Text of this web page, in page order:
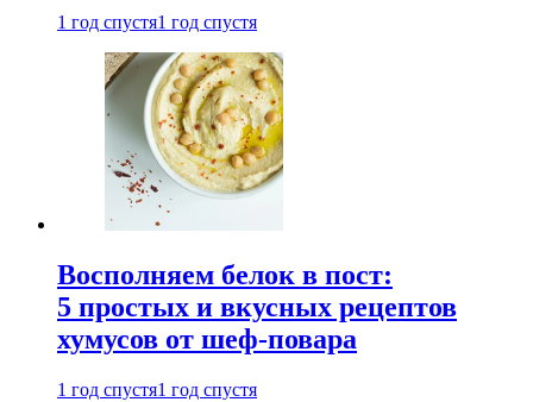
1 год спустя1 год спустя
Восполняем белок в пост:
5 простых и вкусных рецептов
хумусов от шеф-повара
1 год спустя1 год спустя